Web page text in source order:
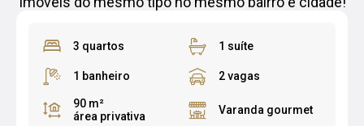
3 quartos 1 suíte
1 banheiro 2 vagas
90 m²
área privativa
Varanda gourmet